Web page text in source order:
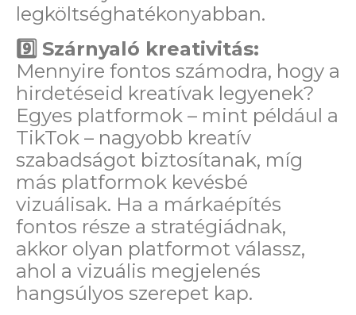
legköltséghatékonyabban.
9️⃣ Szárnyaló kreativitás:
Mennyire fontos számodra, hogy a
hirdetéseid kreatívak legyenek?
Egyes platformok – mint például a
TikTok – nagyobb kreatív
szabadságot biztosítanak, míg
más platformok kevésbé
vizuálisak. Ha a márkaépítés
fontos része a stratégiádnak,
akkor olyan platformot válassz,
ahol a vizuális megjelenés
hangsúlyos szerepet kap.